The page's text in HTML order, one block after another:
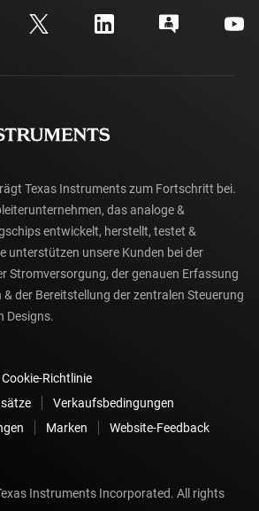
zu Bestellungen
Texas Instruments zum Fortschritt bei.
das analoge &
entwickelt, herstellt, testet &
unterstützen unsere Kunden bei der
Stromversorgung, der genauen Erfassung
der Bereitstellung der zentralen Steuerung
Designs.
Cookie-Richtlinie
Verkaufsbedingungen
Marken
Website-Feedback
Instruments Incorporated. All rights